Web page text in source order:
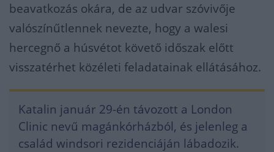
beavatkozás okára, de az udvar szóvivője
valószínűtlennek nevezte, hogy a walesi
hercegnő a húsvétot követő időszak előtt
visszatérhet közéleti feladatainak ellátásához.
Katalin január 29-én távozott a London
Clinic nevű magánkórházból, és jelenleg a
család windsori rezidenciáján lábadozik.